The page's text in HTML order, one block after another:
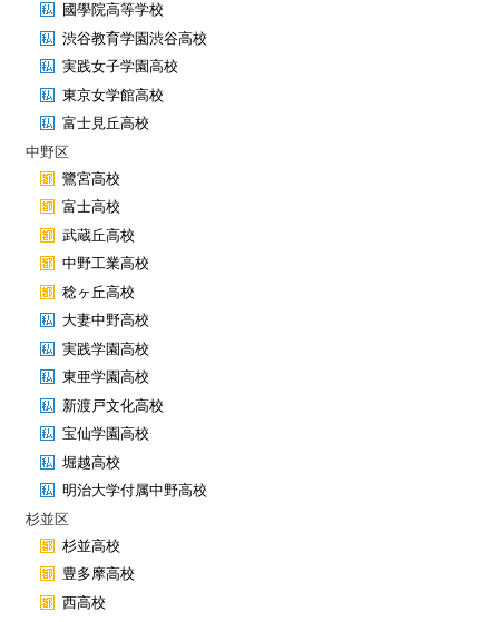
國學院高等学校
渋谷教育学園渋谷高校
実践女子学園高校
東京女学館高校
富士見丘高校
中野区
鷺宮高校
富士高校
武蔵丘高校
中野工業高校
稔ヶ丘高校
大妻中野高校
実践学園高校
東亜学園高校
新渡戸文化高校
宝仙学園高校
堀越高校
明治大学付属中野高校
杉並区
杉並高校
豊多摩高校
西高校